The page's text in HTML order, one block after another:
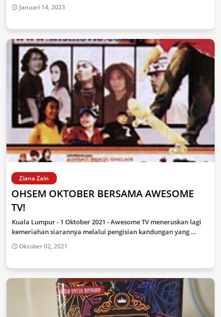
Januari 14, 2023
Ziana Zain
OHSEM OKTOBER BERSAMA AWESOME
TV!
Kuala Lumpur - 1 Oktober 2021 - Awesome TV meneruskan lagi
kemeriahan siarannya melalui pengisian kandungan yang …
Oktober 02, 2021